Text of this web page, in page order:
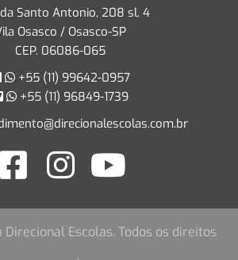
Santo Antonio, 208 sl. 4
Osasco / Osasco-SP
CEP. 06086-065
+55 (11) 99642-0957
+55 (11) 96849-1739
Escolas. Todos os direitos